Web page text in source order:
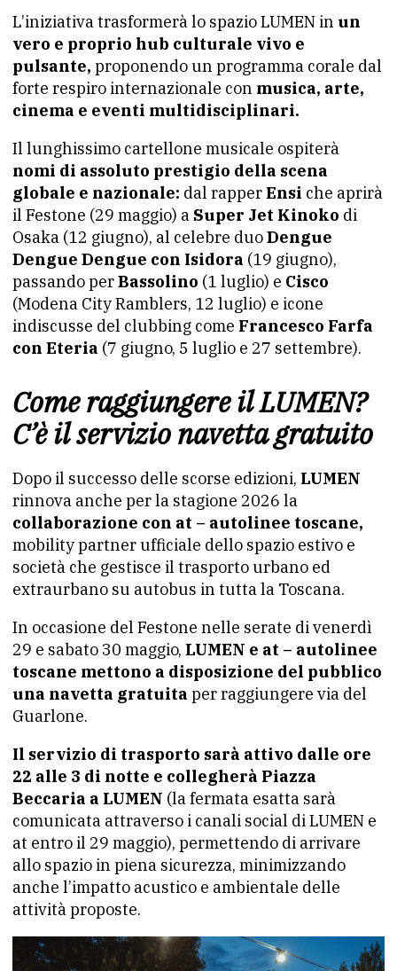
L’iniziativa trasformerà lo spazio LUMEN in un
vero e proprio hub culturale vivo e
pulsante, proponendo un programma corale dal
forte respiro internazionale con musica, arte,
cinema e eventi multidisciplinari.
Il lunghissimo cartellone musicale ospiterà
nomi di assoluto prestigio della scena
globale e nazionale: dal rapperEnsi che aprirà
il Festone (29 maggio) a Super Jet Kinoko di
Osaka (12 giugno), al celebre duoDengue
Dengue Dengue con Isidora (19 giugno),
passando perBassolino (1 luglio) e Cisco
(Modena City Ramblers, 12 luglio) e icone
indiscusse del clubbing come Francesco Farfa
con Eteria (7 giugno, 5 luglio e 27 settembre).
Come raggiungere il LUMEN?
C’è il servizio navetta gratuito
Dopo il successo delle scorse edizioni, LUMEN
rinnova anche per la stagione 2026 la
collaborazione con at – autolinee toscane,
mobility partner ufficiale dello spazio estivo e
società che gestisce il trasporto urbano ed
extraurbano su autobus in tutta la Toscana.
In occasione del Festone nelle serate di venerdì
29 e sabato 30 maggio, LUMEN e at – autolinee
toscane mettono a disposizione del pubblico
una navetta gratuita per raggiungere via del
Guarlone.
Il servizio di trasporto sarà attivo dalle ore
22 alle 3 di notte e collegherà Piazza
Beccaria a LUMEN (la fermata esatta sarà
comunicata attraverso i canali social di LUMEN e
at entro il 29 maggio), permettendo di arrivare
allo spazio in piena sicurezza, minimizzando
anche l’impatto acustico e ambientale delle
attività proposte.